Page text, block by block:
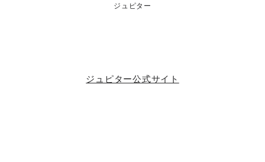
ジュピター
ジュピター公式サイト